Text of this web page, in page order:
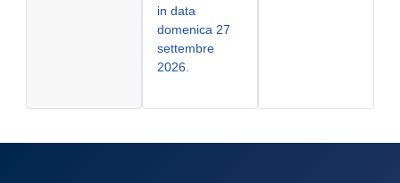
in data
domenica 27
settembre
2026.